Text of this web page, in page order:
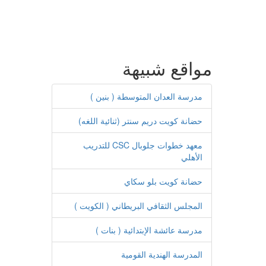
مواقع شبيهة
مدرسة العدان المتوسطة ( بنين )
حضانة كويت دريم سنتر (ثنائية اللغه)
معهد خطوات جلوبال CSC للتدريب
الأهلي
حضانة كويت بلو سكاي
المجلس الثقافي البريطاني ( الكويت )
مدرسة عائشة الإبتدائية ( بنات )
المدرسة الهندية القومية